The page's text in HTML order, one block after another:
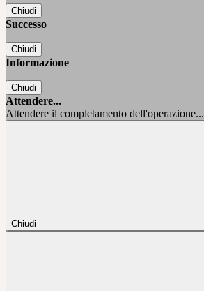
Chiudi
Successo
Chiudi
Informazione
Chiudi
Attendere...
Attendere il completamento dell'operazione...
Chiudi